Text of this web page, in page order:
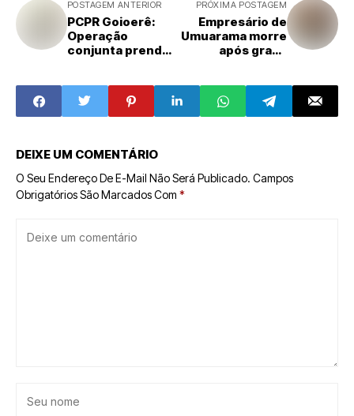
POSTAGEM ANTERIOR
PCPR Goioerê:
Operação
conjunta prende
PRÓXIMA POSTAGEM
Empresário de
Umuarama morre
após grave
DEIXE UM COMENTÁRIO
O Seu Endereço De E-Mail Não Será Publicado. Campos
Obrigatórios São Marcados Com *